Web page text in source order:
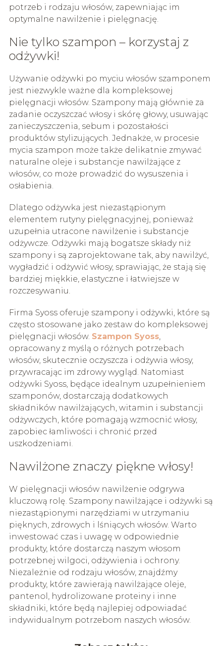
potrzeb i rodzaju włosów, zapewniając im
optymalne nawilżenie i pielęgnację.
Nie tylko szampon – korzystaj z
odżywki!
Używanie odżywki po myciu włosów szamponem
jest niezwykle ważne dla kompleksowej
pielęgnacji włosów. Szampony mają głównie za
zadanie oczyszczać włosy i skórę głowy, usuwając
zanieczyszczenia, sebum i pozostałości
produktów stylizujących. Jednakże, w procesie
mycia szampon może także delikatnie zmywać
naturalne oleje i substancje nawilżające z
włosów, co może prowadzić do wysuszenia i
osłabienia.
Dlatego odżywka jest niezastąpionym
elementem rutyny pielęgnacyjnej, ponieważ
uzupełnia utracone nawilżenie i substancje
odżywcze. Odżywki mają bogatsze składy niż
szampony i są zaprojektowane tak, aby nawilżyć,
wygładzić i odżywić włosy, sprawiając, że stają się
bardziej miękkie, elastyczne i łatwiejsze w
rozczesywaniu.
Firma Syoss oferuje szampony i odżywki, które są
często stosowane jako zestaw do kompleksowej
pielęgnacji włosów. Szampon Syoss,
opracowany z myślą o różnych potrzebach
włosów, skutecznie oczyszcza i odżywia włosy,
przywracając im zdrowy wygląd. Natomiast
odżywki Syoss, będące idealnym uzupełnieniem
szamponów, dostarczają dodatkowych
składników nawilżających, witamin i substancji
odżywczych, które pomagają wzmocnić włosy,
zapobiec łamliwości i chronić przed
uszkodzeniami.
Nawilżone znaczy piękne włosy!
W pielęgnacji włosów nawilżenie odgrywa
kluczową rolę. Szampony nawilżające i odżywki są
niezastąpionymi narzędziami w utrzymaniu
pięknych, zdrowych i lśniących włosów. Warto
inwestować czas i uwagę w odpowiednie
produkty, które dostarczą naszym włosom
potrzebnej wilgoci, odżywienia i ochrony.
Niezależnie od rodzaju włosów, znajdźmy
produkty, które zawierają nawilżające oleje,
pantenol, hydrolizowane proteiny i inne
składniki, które będą najlepiej odpowiadać
indywidualnym potrzebom naszych włosów.